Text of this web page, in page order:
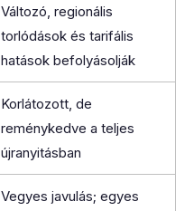
Változó, regionális
torlódások és tarifális
hatások befolyásolják
Korlátozott, de
reménykedve a teljes
újranyitásban
Vegyes javulás; egyes